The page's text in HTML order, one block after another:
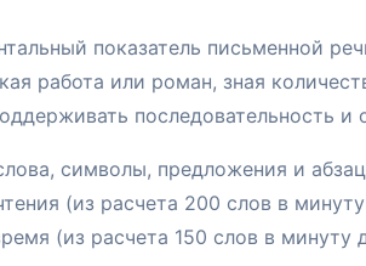
показатель письменной
работа или роман, зная
последовательность и
символы, предложения и
(из расчета 200 слов в
(из расчета 150 слов в минуту